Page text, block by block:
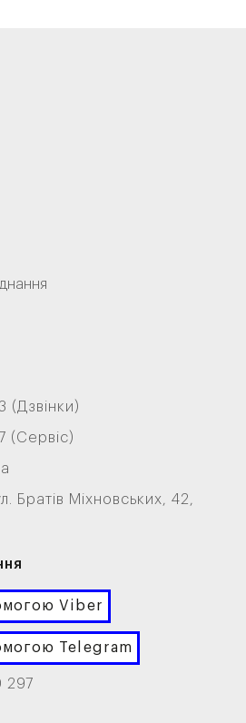
(Дзвінки)
(Сервіс)
Братів Міхновських, 42,
Viber
Telegram
297